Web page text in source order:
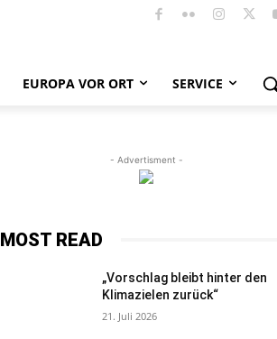
EUROPA VOR ORT SERVICE
- Advertisment -
MOST READ
„Vorschlag bleibt hinter den
Klimazielen zurück“
21. Juli 2026